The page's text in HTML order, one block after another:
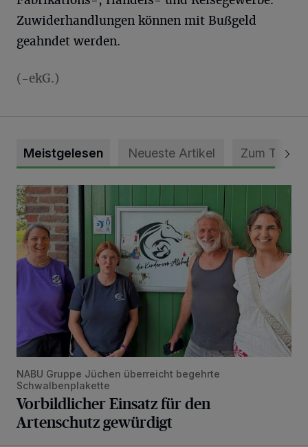
Zuwiderhandlungen können mit Bußgeld
geahndet werden.
(-ekG.)
Meistgelesen Neueste Artikel Zum Thema
Vorbildlicher Einsatz für den Artenschutz gewürdigt
NABU Gruppe Jüchen überreicht begehrte
Schwalbenplakette
Vorbildlicher Einsatz für den
Artenschutz gewürdigt